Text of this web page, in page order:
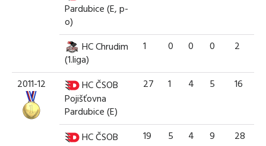
Pardubice (E, p-
o)
HC Chrudim
(1.liga)
1 0 0 0 2
2011-12
HC ČSOB
Pojišťovna
Pardubice (E)
27 1 4 5 16
HC ČSOB
19 5 4 9 28